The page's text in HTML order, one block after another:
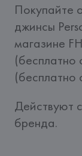
Покупайте
джинсы
магазине
(бесплатно
(бесплатно
Действуют
бренда.